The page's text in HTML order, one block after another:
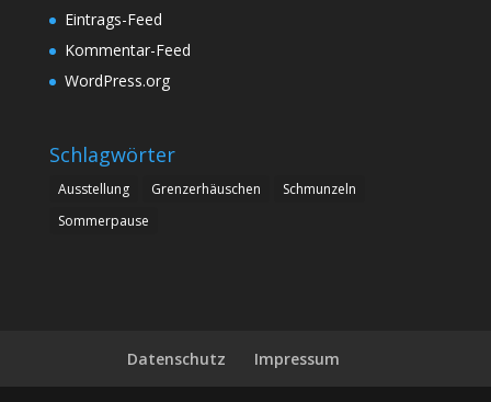
Eintrags-Feed
Kommentar-Feed
WordPress.org
Schlagwörter
Ausstellung Grenzerhäuschen
Schmunzeln
Sommerpause
Datenschutz Impressum